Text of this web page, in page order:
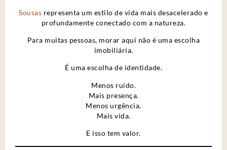
Sousas representa um estilo de vida mais desacelerado e
profundamente conectado com a natureza.
Para muitas pessoas, morar aqui não é uma escolha
imobiliária.
É uma escolha de identidade.
Menos ruído.
Mais presença.
Menos urgência.
Mais vida.
E isso tem valor.